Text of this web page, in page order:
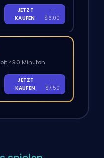
JETZT
KAUFEN
-
$6.00
<30 Minuten
JETZT
KAUFEN
-
$7.50